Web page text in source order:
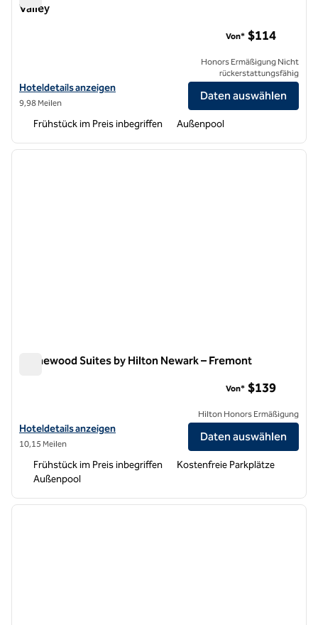
Valley
Hoteldetails für Homewood Suites by Hilton Sunnyvale – Silicon
Hoteldetails anzeigen
9,98 Meilen
Von* $114
Honors Ermäßigung Nicht
rückerstattungsfähig
Daten auswählen
Frühstück im Preis inbegriffen Außenpool
1 von 12
Homewood Suites by Hilton Newark – Fremont
Hoteldetails für Homewood Suites by Hilton Newark-Fremont
Hoteldetails anzeigen
10,15 Meilen
Von* $139
Hilton Honors Ermäßigung
Daten auswählen
Frühstück im Preis inbegriffen
Kostenfreie Parkplätze
Außenpool
1 von 12